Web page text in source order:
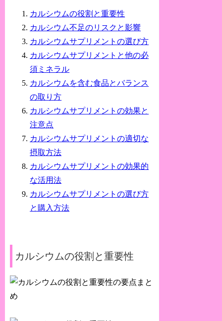
カルシウムの役割と重要性
カルシウム不足のリスクと影響
カルシウムサプリメントの選び方
カルシウムサプリメントと他の必
須ミネラル
カルシウムを含む食品とバランス
の取り方
カルシウムサプリメントの効果と
注意点
カルシウムサプリメントの適切な
摂取方法
カルシウムサプリメントの効果的
な活用法
カルシウムサプリメントの選び方
と購入方法
カルシウムの役割と重要性